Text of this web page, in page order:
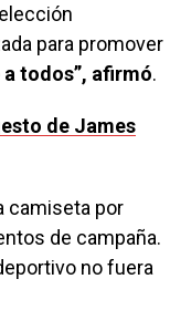
para promover
todos”, afirmó.
de James
camiseta por
de campaña.
no fuera